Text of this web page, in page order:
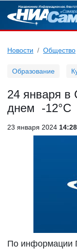
Новости Общество
Образование
24 января в
днем -12°С
23 января 2024 14:28
По информации